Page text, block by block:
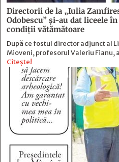
Directorii de la „Iulia
Odobescu” și-au dat liceele
condiții vătămătoare
După ce fostul director adjunct al
Mioveni, profesorul Valeriu
Citește!